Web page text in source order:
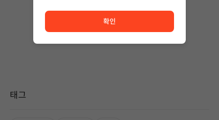
작성된 글이 없습니다.
상품 이용 후 첫 번째 글을 남겨보세요!
태그
확인